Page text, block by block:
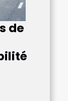
de